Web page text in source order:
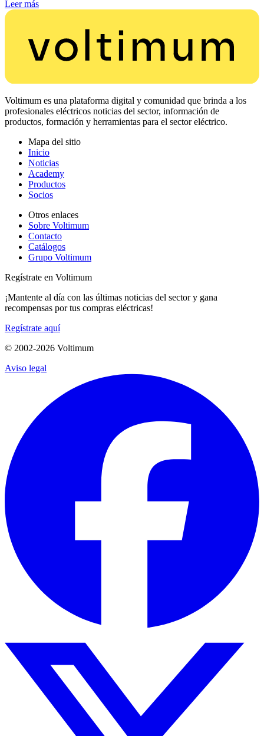
Leer más
Voltimum es una plataforma digital y comunidad que brinda a los
profesionales eléctricos noticias del sector, información de
productos, formación y herramientas para el sector eléctrico.
Mapa del sitio
Inicio
Noticias
Academy
Productos
Socios
Otros enlaces
Sobre Voltimum
Contacto
Catálogos
Grupo Voltimum
Regístrate en Voltimum
¡Mantente al día con las últimas noticias del sector y gana
recompensas por tus compras eléctricas!
Regístrate aquí
© 2002-2026 Voltimum
Aviso legal